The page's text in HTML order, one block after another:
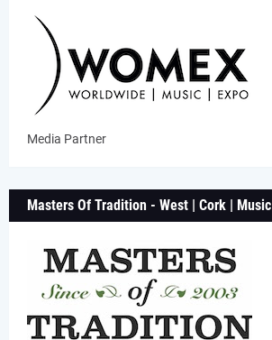
Media Partner
Masters Of Tradition - West | Cork | Music